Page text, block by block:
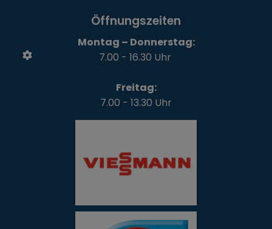
Öffnungszeiten
Montag – Donnerstag:
7.00 - 16.30 Uhr
Freitag:
7.00 - 13.30 Uhr